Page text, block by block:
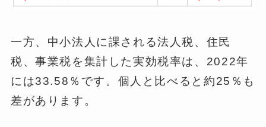
一方、中小法人に課される法人税、住民
税、事業税を集計した実効税率は、2022年
には33.58％です。個人と比べると約25％も
差があります。